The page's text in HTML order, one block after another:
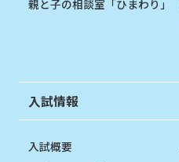
親と子の相談室「ひまわり」
入試情報
入試概要